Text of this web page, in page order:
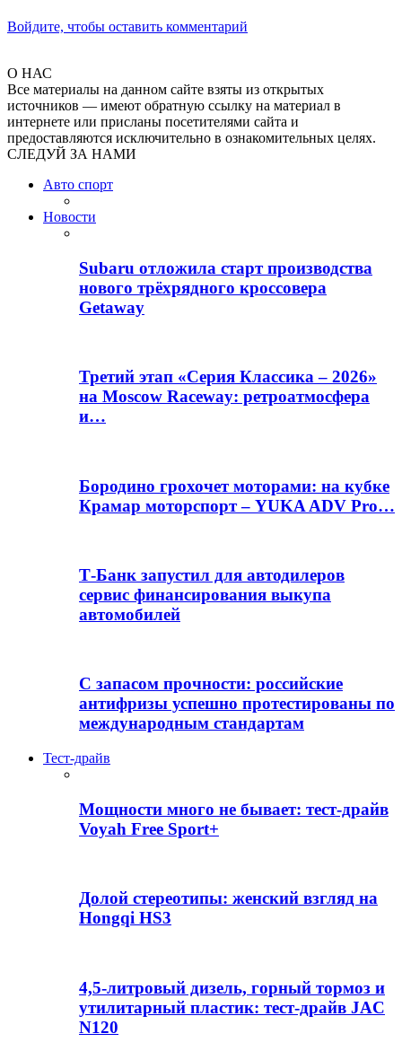
Войдите, чтобы оставить комментарий
О НАС
Все материалы на данном сайте взяты из открытых
источников — имеют обратную ссылку на материал в
интернете или присланы посетителями сайта и
предоставляются исключительно в ознакомительных целях.
СЛЕДУЙ ЗА НАМИ
Авто спорт
Новости
Subaru отложила старт производства
нового трёхрядного кроссовера
Getaway
Третий этап «Серия Классика – 2026»
на Moscow Raceway: ретроатмосфера
и…
Бородино грохочет моторами: на кубке
Крамар моторспорт – YUKA ADV Pro…
Т-Банк запустил для автодилеров
сервис финансирования выкупа
автомобилей
С запасом прочности: российские
антифризы успешно протестированы по
международным стандартам
Тест-драйв
Мощности много не бывает: тест-драйв
Voyah Free Sport+
Долой стереотипы: женский взгляд на
Hongqi HS3
4,5-литровый дизель, горный тормоз и
утилитарный пластик: тест-драйв JAC
N120